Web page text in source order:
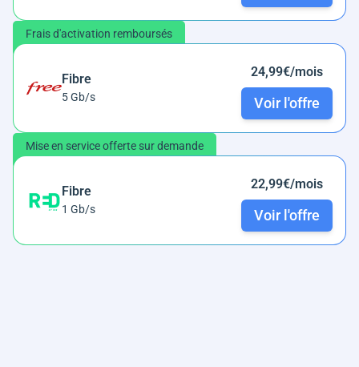
Frais d'activation remboursés
Fibre
5 Gb/s
24,99€/mois
Voir l'offre
Mise en service offerte sur demande
Fibre
1 Gb/s
22,99€/mois
Voir l'offre